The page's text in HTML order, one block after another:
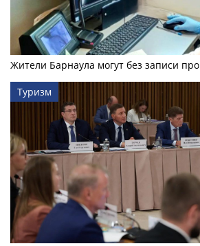
Жители Барнаула могут без записи
Туризм